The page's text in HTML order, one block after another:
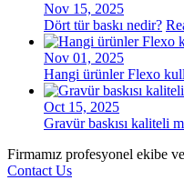
Nov 15, 2025
Dört tür baskı nedir?
Nov 01, 2025
Hangi ürünler Flexo
Oct 15, 2025
Gravür baskısı kaliteli
Firmamız profesyonel ekibe
Contact Us